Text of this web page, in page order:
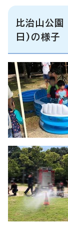
比治山公
日)の様子